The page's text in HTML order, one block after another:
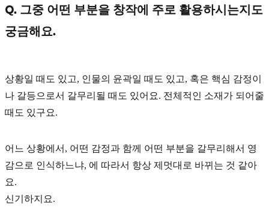
Q. 그중 어떤 부분을 창작에 주로 활용하시는지도
궁금해요.
상황일 때도 있고, 인물의 윤곽일 때도 있고, 혹은 핵심 감정이
나 갈등으로서 갈무리될 때도 있어요. 전체적인 소재가 되어줄
때도 있구요.
어느 상황에서, 어떤 감정과 함께 어떤 부분을 갈무리해서 영
감으로 인식하느냐, 에 따라서 항상 제멋대로 바뀌는 것 같아
요.
신기하지요.